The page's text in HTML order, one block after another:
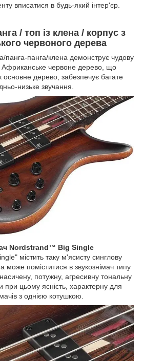
вписатися в будь-який інтер'єр.
/ топ із клена / корпус з
червоного дерева
панга-панга/клена демонструє чудову
Африканське червоне дерево, що
основне дерево, забезпечує багате
низьке звучання.
Nordstrand™ Big Single
містить таку м'ясисту синглову
може поміститися в звукознімач типу
потужну, агресивну тональну
при цьому ясність, характерну для
з однією котушкою.